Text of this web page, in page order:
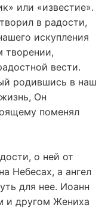
или «известие».
в радости,
искупления
вести.
родившись в наш
Он
поменял
о ней от
Небесах, а ангел
для нее. Иоанн
и другом Жениха